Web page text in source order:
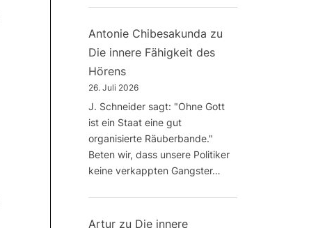
Antonie Chibesakunda zu
Die innere Fähigkeit des
Hörens
26. Juli 2026
J. Schneider sagt: "Ohne Gott
ist ein Staat eine gut
organisierte Räuberbande."
Beten wir, dass unsere Politiker
keine verkappten Gangster…
Arturzu Die innere